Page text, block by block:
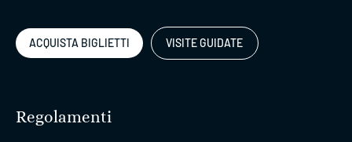
ACQUISTA BIGLIETTI VISITE GUIDATE
Regolamenti